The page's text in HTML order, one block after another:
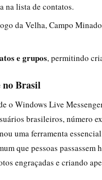
na lista de contatos.
da Velha, Campo
e grupos, permitindo
no Brasil
o Windows Live
brasileiros, número
uma ferramenta
que pessoas
engraçadas e criando